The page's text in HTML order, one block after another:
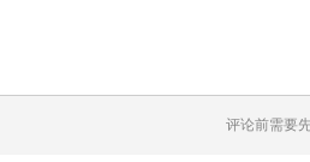
评论前需要